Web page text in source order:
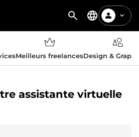
Meilleurs freelancesDesign &
assistante virtuelle